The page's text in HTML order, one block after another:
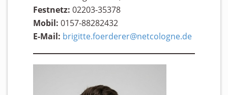
Festnetz: 02203-35378
Mobil: 0157-88282432
E-Mail: brigitte.foerderer@netcologne.de